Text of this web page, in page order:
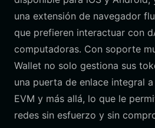
una extensión de navegador
que prefieren interactuar con
computadoras. Con soporte
Wallet no solo gestiona sus
una puerta de enlace integral
EVM y más allá, lo que le
redes sin esfuerzo y sin